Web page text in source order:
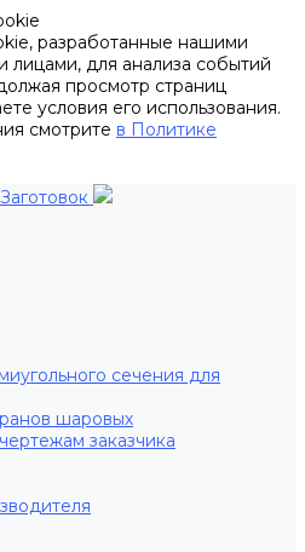
разработанные нашими
лицами, для анализа событий
просмотр страниц
условия его использования.
смотрите в Политике
сечения для
шаровых
заказчика